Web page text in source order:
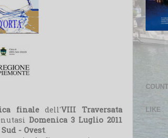
finaledell'VIII Traversata
Domenica 3 Luglio 2011
- Ovest.
LIKE